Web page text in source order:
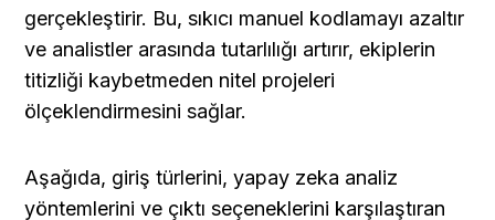
gerçekleştirir. Bu, sıkıcı manuel kodlamayı azaltır
ve analistler arasında tutarlılığı artırır, ekiplerin
titizliği kaybetmeden nitel projeleri
ölçeklendirmesini sağlar.
Aşağıda, giriş türlerini, yapay zeka analiz
yöntemlerini ve çıktı seçeneklerini karşılaştıran